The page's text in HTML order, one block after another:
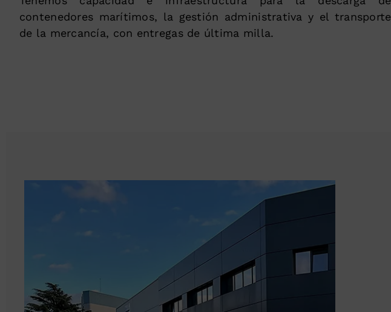
contenedores marítimos, la gestión administrativa y el transporte
de la mercancía, con entregas de última milla.